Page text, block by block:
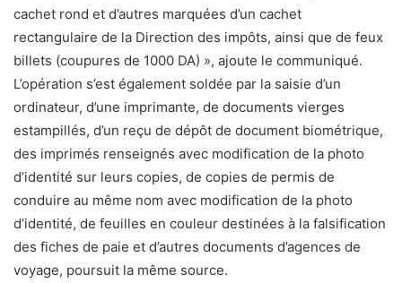
cachet rond et d’autres marquées d’un cachet
rectangulaire de la Direction des impôts, ainsi que de feux
billets (coupures de 1000 DA) », ajoute le communiqué.
L’opération s’est également soldée par la saisie d’un
ordinateur, d’une imprimante, de documents vierges
estampillés, d’un reçu de dépôt de document biométrique,
des imprimés renseignés avec modification de la photo
d’identité sur leurs copies, de copies de permis de
conduire au même nom avec modification de la photo
d’identité, de feuilles en couleur destinées à la falsification
des fiches de paie et d’autres documents d’agences de
voyage, poursuit la même source.